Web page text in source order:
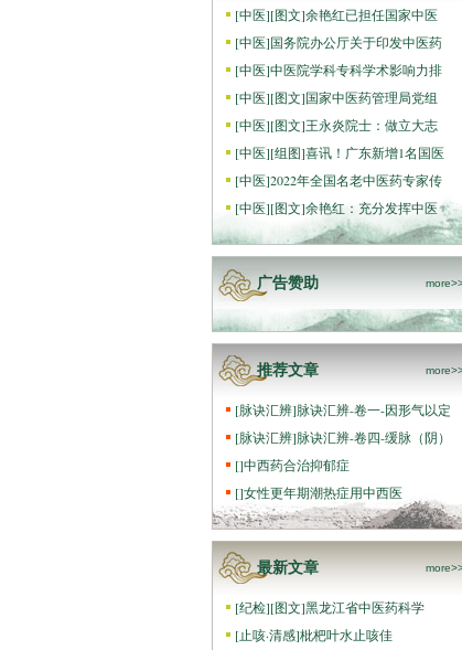
[中医][图文]余艳红已担任国家中医
[中医]国务院办公厅关于印发中医药
[中医]中医院学科专科学术影响力排
[中医][图文]国家中医药管理局党组
[中医][图文]王永炎院士：做立大志
[中医][组图]喜讯！广东新增1名国医
[中医]2022年全国名老中医药专家传
[中医][图文]余艳红：充分发挥中医
广告赞助
推荐文章
[脉诀汇辨]脉诀汇辨-卷一-因形气以定
[脉诀汇辨]脉诀汇辨-卷四-缓脉（阴）
[]中西药合治抑郁症
[]女性更年期潮热症用中西医
最新文章
[纪检][图文]黑龙江省中医药科学
[止咳·清感]枇杷叶水止咳佳